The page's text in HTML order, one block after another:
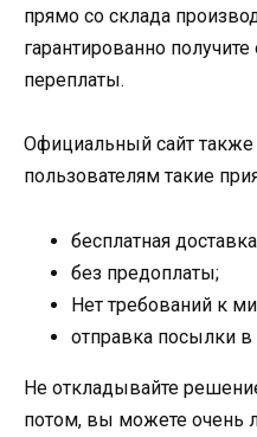
прямо со склада
гарантированно
переплаты.
Официальный сайт
пользователям такие
бесплатная
без предоплаты;
Нет требований к
отправка посылки
Не откладывайте
потом, вы можете очень